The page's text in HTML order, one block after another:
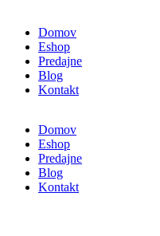
Domov
Eshop
Predajne
Blog
Kontakt
Domov
Eshop
Predajne
Blog
Kontakt